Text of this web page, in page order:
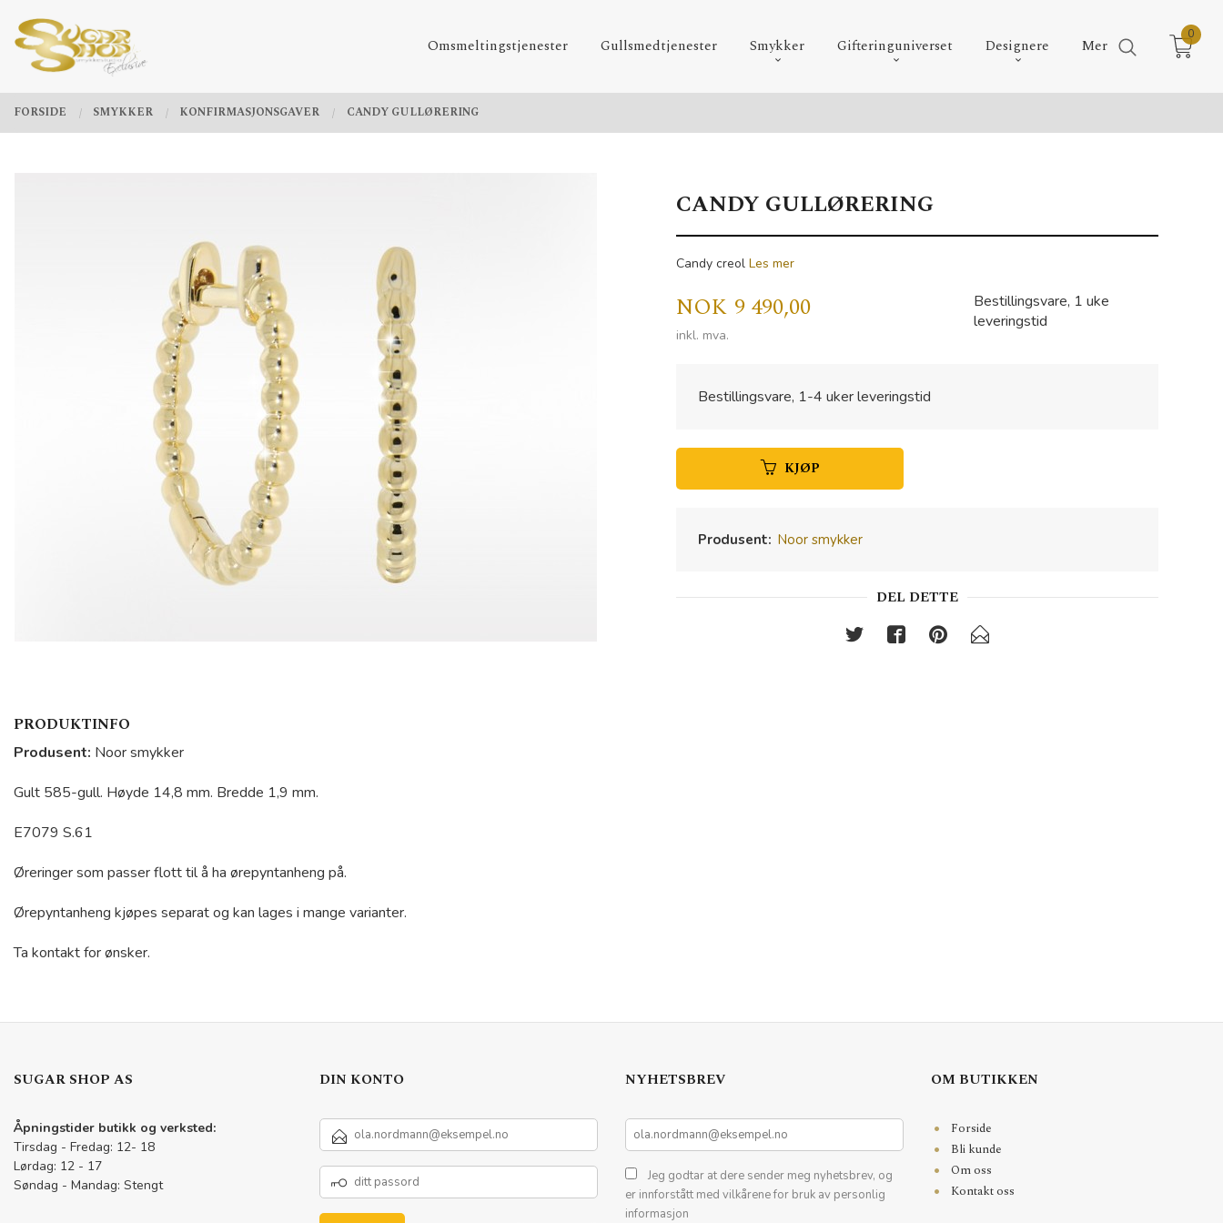
innholdet
PRODUKTER
Omsmeltingstjenester Gullsmedtjenester Smykker Gifteringuniverset Designere Mer
Lukk
0
FORSIDE SMYKKER KONFIRMASJONSGAVER CANDY GULLØRERING
CANDY GULLØRERING
Candy creol Les mer
Pris
NOK 9 490,00
inkl. mva.
Bestillingsvare, 1 uke
leveringstid
Bestillingsvare, 1-4 uker leveringstid
KJØP
Produsent: Noor smykker
DEL DETTE
PRODUKTINFO
Produsent: Noor smykker
Gult 585-gull. Høyde 14,8 mm. Bredde 1,9 mm.
E7079 S.61
Øreringer som passer flott til å ha ørepyntanheng på.
Ørepyntanheng kjøpes separat og kan lages i mange varianter.
Ta kontakt for ønsker.
SUGAR SHOP AS
Åpningstider butikk og verksted:
Tirsdag - Fredag: 12- 18
Lørdag: 12 - 17
Søndag - Mandag: Stengt
DIN KONTO
E-
POSTADRESSE
DITT
PASSORD
NYHETSBREV
Jeg godtar at dere sender meg nyhetsbrev, og
er innforstått med vilkårene for bruk av personlig
informasjon
OM BUTIKKEN
Forside
Bli kunde
Om oss
Kontakt oss